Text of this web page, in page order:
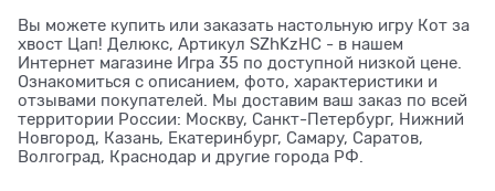
Вы можете купить или заказать настольную игру Кот за
хвост Цап! Делюкс, Артикул SZhKzHC - в нашем
Интернет магазине Игра 35 по доступной низкой цене.
Ознакомиться с описанием, фото, характеристики и
отзывами покупателей. Мы доставим ваш заказ по всей
территории России: Москву, Санкт-Петербург, Нижний
Новгород, Казань, Екатеринбург, Самару, Саратов,
Волгоград, Краснодар и другие города РФ.